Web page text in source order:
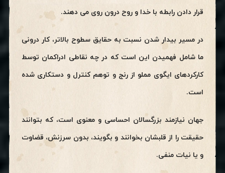
قرار دادن رابطه با خدا و روح درون روی می دهند.
در مسیر بیدار شدن نسبت به حقایق سطوح بالاتر، کار درونی
ما شامل فهمیدن این است که در چه نقاطی ادراکمان توسط
کارکردهای ایگوی مملو از رنج و توهم کنترل و دستکاری شده
است.
جهان نیازمند بزرگسالان احساسی و معنوی است، که بتوانند
حقیقت را از قلبشان بخوانند و بگویند، بدون سرزنش، قضاوت
و یا نیات منفی.